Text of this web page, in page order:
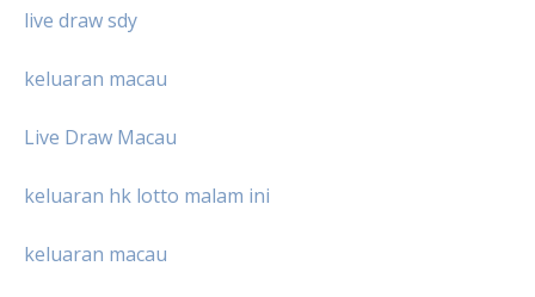
live draw sdy
keluaran macau
Live Draw Macau
keluaran hk lotto malam ini
keluaran macau